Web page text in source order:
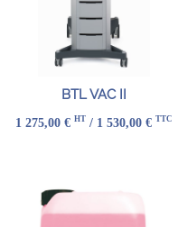
BTL VAC II
1 275,00 € HT / 1 530,00 € TTC